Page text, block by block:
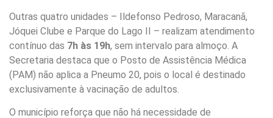
Outras quatro unidades – Ildefonso Pedroso, Maracanã,
Jóquei Clube e Parque do Lago II – realizam atendimento
contínuo das 7h às 19h, sem intervalo para almoço. A
Secretaria destaca que o Posto de Assistência Médica
(PAM) não aplica a Pneumo 20, pois o local é destinado
exclusivamente à vacinação de adultos.
O município reforça que não há necessidade de